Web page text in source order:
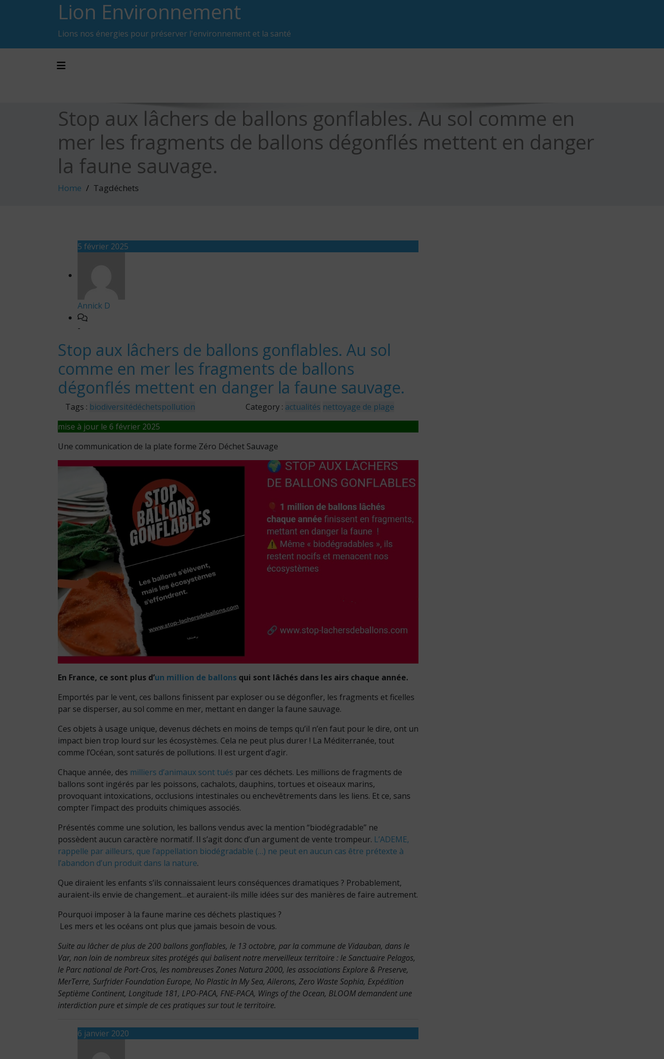
Lion Environnement
Lions nos énergies pour préserver l'environnement et la santé
Toggle navigation
Stop aux lâchers de ballons gonflables. Au sol comme en
mer les fragments de ballons dégonflés mettent en danger
la faune sauvage.
Home Tagdéchets
5 février 2025
Annick D
-
Stop aux lâchers de ballons gonflables. Au sol
comme en mer les fragments de ballons
dégonflés mettent en danger la faune sauvage.
Tags : biodiversitédéchetspollution Category : actualités nettoyage de plage
mise à jour le 6 février 2025
Une communication de la plate forme Zéro Déchet Sauvage
En France, ce sont plus d’un million de ballons qui sont lâchés dans les airs chaque année.
​Emportés par le vent, ces ballons finissent par exploser ou se dégonfler, les fragments et ficelles
par se disperser, au sol comme en mer, mettant en danger la faune sauvage.
​Ces objets à usage unique, devenus déchets en moins de temps qu’il n’en faut pour le dire, ont un
impact bien trop lourd sur les écosystèmes. Cela ne peut plus durer ! La Méditerranée, tout
comme l’Océan, sont saturés de pollutions. Il est urgent d’agir.
​Chaque année, des milliers d’animaux sont tués par ces déchets. Les millions de fragments de
ballons sont ingérés par les poissons, cachalots, dauphins, tortues et oiseaux marins,
provoquant intoxications, occlusions intestinales ou enchevêtrements dans les liens. Et ce, sans
compter l’impact des produits chimiques associés.
Présentés comme une solution, les ballons vendus avec la mention “biodégradable” ne
possèdent aucun caractère normatif. Il s’agit donc d’un argument de vente trompeur. L’ADEME,
rappelle par ailleurs, que l’appellation biodégradable (…) ne peut en aucun cas être prétexte à
l’abandon d’un produit dans la nature.
​Que diraient les enfants s’ils connaissaient leurs conséquences dramatiques ? Probablement,
auraient-ils envie de changement…et auraient-ils mille idées sur des manières de faire autrement.
​Pourquoi imposer à la faune marine ces déchets plastiques ?
Les mers et les océans ont plus que jamais besoin de vous.
Suite au lâcher de plus de 200 ballons gonflables, le 13 octobre, par la commune de Vidauban, dans le
Var, non loin de nombreux sites protégés qui balisent notre merveilleux territoire : le Sanctuaire Pelagos,
le Parc national de Port-Cros, les nombreuses Zones Natura 2000, les associations Explore & Preserve,
MerTerre, Surfrider Foundation Europe, No Plastic In My Sea, Ailerons, Zero Waste Sophia, Expédition
Septième Continent, Longitude 181, LPO-PACA, FNE-PACA, Wings of the Ocean, BLOOM demandent une
interdiction pure et simple de ces pratiques sur tout le territoire.
6 janvier 2020